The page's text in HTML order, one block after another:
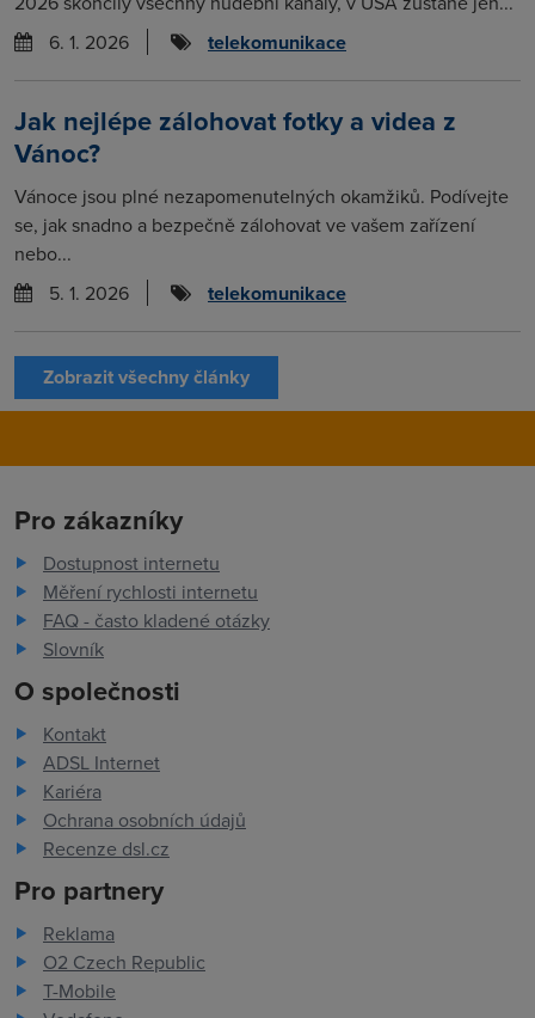
6. 1. 2026
telekomunikace
Jak nejlépe zálohovat fotky a videa z
Vánoc?
Vánoce jsou plné nezapomenutelných okamžiků. Podívejte
se, jak snadno a bezpečně zálohovat ve vašem zařízení
nebo...
5. 1. 2026
telekomunikace
Zobrazit všechny články
Pro zákazníky
Dostupnost internetu
Měření rychlosti internetu
FAQ - často kladené otázky
Slovník
O společnosti
Kontakt
ADSL Internet
Kariéra
Ochrana osobních údajů
Recenze dsl.cz
Pro partnery
Reklama
O2 Czech Republic
T-Mobile